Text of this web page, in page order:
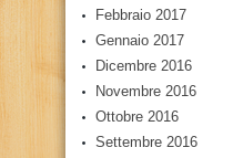
Febbraio 2017
Gennaio 2017
Dicembre 2016
Novembre 2016
Ottobre 2016
Settembre 2016